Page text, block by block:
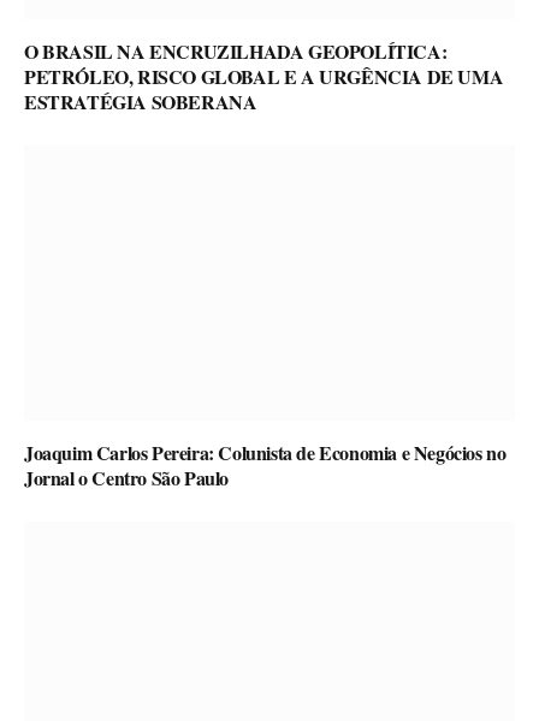
O BRASIL NA ENCRUZILHADA GEOPOLÍTICA:
PETRÓLEO, RISCO GLOBAL E A URGÊNCIA DE UMA
ESTRATÉGIA SOBERANA
Joaquim Carlos Pereira: Colunista de Economia e Negócios no
Jornal o Centro São Paulo